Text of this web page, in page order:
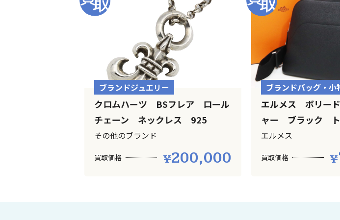
ブランドジュエリー
クロムハーツ BSフレア ロール
チェーン ネックレス 925
その他のブランド
買取価格 200,000
ブランドバッグ・小
エルメス ボリー
ャー ブラック
エルメス
買取価格